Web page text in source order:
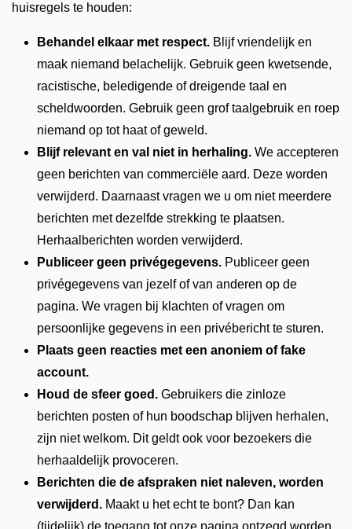
huisregels te houden:
Behandel elkaar met respect. Blijf vriendelijk en
maak niemand belachelijk. Gebruik geen kwetsende,
racistische, beledigende of dreigende taal en
scheldwoorden. Gebruik geen grof taalgebruik en roep
niemand op tot haat of geweld.
Blijf relevant en val niet in herhaling. We accepteren
geen berichten van commerciële aard. Deze worden
verwijderd. Daarnaast vragen we u om niet meerdere
berichten met dezelfde strekking te plaatsen.
Herhaalberichten worden verwijderd.
Publiceer geen privégegevens. Publiceer geen
privégegevens van jezelf of van anderen op de
pagina. We vragen bij klachten of vragen om
persoonlijke gegevens in een privébericht te sturen.
Plaats geen reacties met een anoniem of fake
account.
Houd de sfeer goed. Gebruikers die zinloze
berichten posten of hun boodschap blijven herhalen,
zijn niet welkom. Dit geldt ook voor bezoekers die
herhaaldelijk provoceren.
Berichten die de afspraken niet naleven, worden
verwijderd. Maakt u het echt te bont? Dan kan
(tijdelijk) de toegang tot onze pagina ontzegd worden